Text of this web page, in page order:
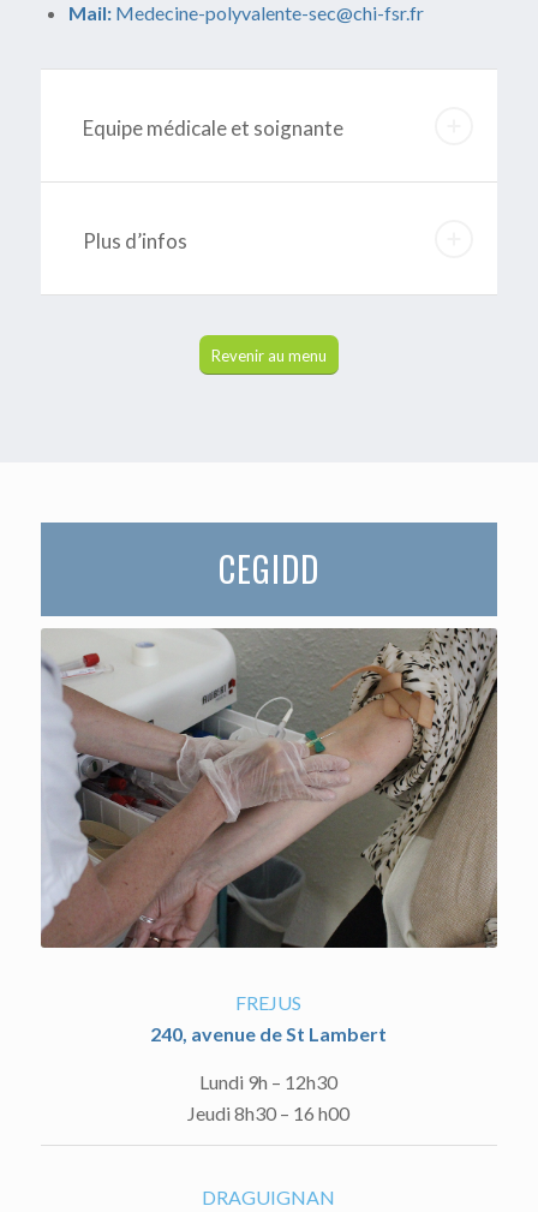
Mail: Medecine-polyvalente-sec@chi-fsr.fr
Equipe médicale et soignante
Plus d’infos
Revenir au menu
CEGIDD
FREJUS
240, avenue de St Lambert
Lundi 9h – 12h30
Jeudi 8h30 – 16 h00
DRAGUIGNAN